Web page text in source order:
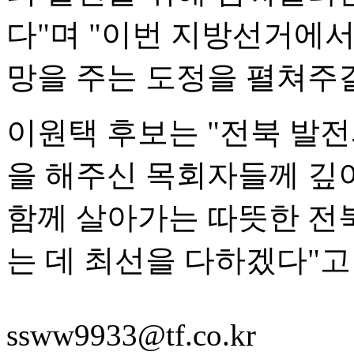
다"며 "이번 지방선거에
망을 주는 도정을 펼쳐
이원택 후보는 "전북 발
을 해주신 목회자들께
함께 살아가는 따뜻한 전
는 데 최선을 다하겠다"
ssww9933@tf.co.kr